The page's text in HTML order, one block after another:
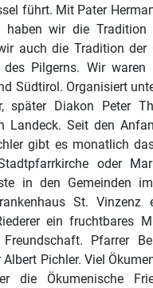
führt. Mit Pater
haben wir die Tradition
auch die Tradition der
Pilgerns. Wir waren
Südtirol. Organisiert
später Diakon Peter
Landeck. Seit den
gibt es monatlich
oder
in den Gemeinden
St. Vinzenz
ein fruchtbares
Pfarrer
Pichler. Viel
die Ökumenische